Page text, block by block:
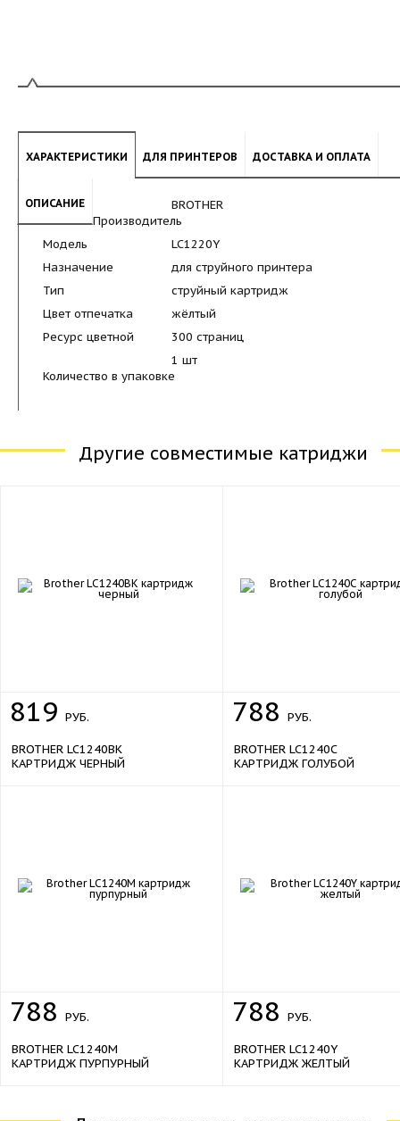
ХАРАКТЕРИСТИКИ ДЛЯ ПРИНТЕРОВ ДОСТАВКА И ОПЛАТА
ОПИСАНИЕ
BROTHER
Производитель
LC1220Y
Модель
для струйного принтера
Назначение
струйный картридж
Тип
жёлтый
Цвет отпечатка
300 страниц
Ресурс цветной
1 шт
Количество в упаковке
Другие совместимые катриджи
819 РУБ.
BROTHER LC1240BK
КАРТРИДЖ ЧЕРНЫЙ
788 РУБ.
BROTHER LC1240C
КАРТРИДЖ ГОЛУБОЙ
788 РУБ.
BROTHER LC1240M
КАРТРИДЖ ПУРПУРНЫЙ
788 РУБ.
BROTHER LC1240Y
КАРТРИДЖ ЖЕЛТЫЙ